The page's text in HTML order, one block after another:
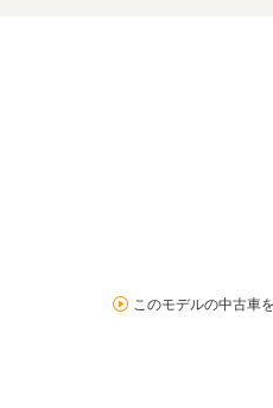
このモデルの中古車